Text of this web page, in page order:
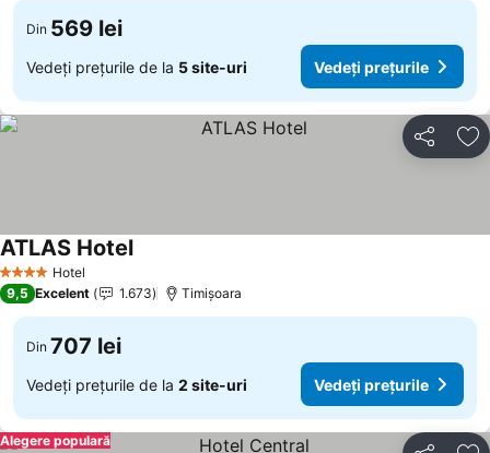
Din 569 lei
Vedeți prețurile de la 5 site-uri Vedeți prețurile
Distribuiți
4 Stele Hotel
ATLAS Hotel
9,5 Excelent 1.673 Timișoara
Din 707 lei
Vedeți prețurile de la 2 site-uri Vedeți prețurile
Alegere populară